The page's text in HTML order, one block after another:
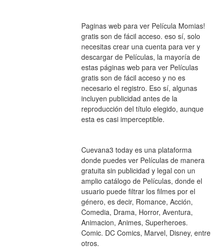
Paginas web para ver Película Momias!
gratis son de fácil acceso. eso sí, solo
necesitas crear una cuenta para ver y
descargar de Películas, la mayoría de
estas páginas web para ver Películas
gratis son de fácil acceso y no es
necesario el registro. Eso sí, algunas
incluyen publicidad antes de la
reproducción del título elegido, aunque
esta es casi imperceptible.
Cuevana3 today es una plataforma
donde puedes ver Películas de manera
gratuita sin publicidad y legal con un
amplio catálogo de Películas, donde el
usuario puede filtrar los filmes por el
género, es decir, Romance, Acción,
Comedia, Drama, Horror, Aventura,
Animacion, Animes, Superheroes.
Comic. DC Comics, Marvel, Disney, entre
otros.